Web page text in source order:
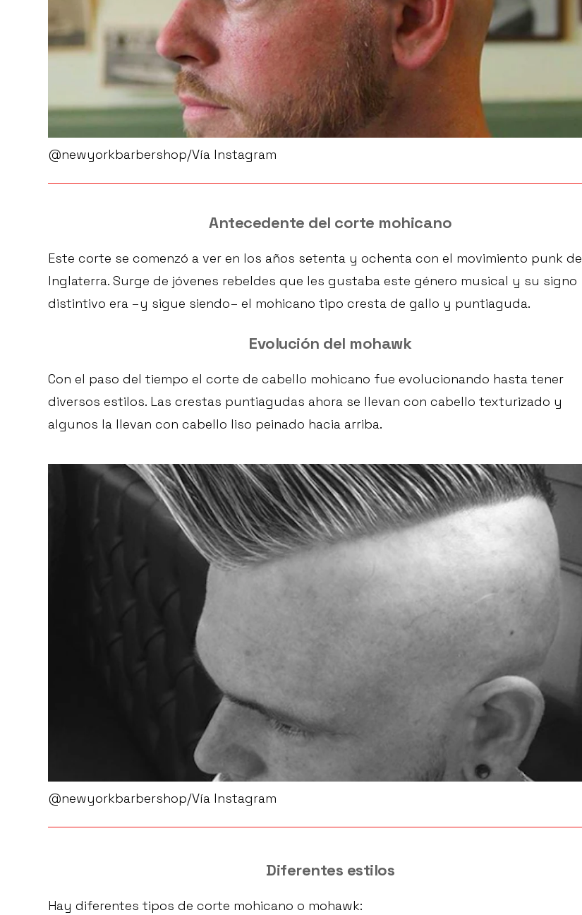
@newyorkbarbershop/Vía Instagram
Antecedente del corte mohicano
Este corte se comenzó a ver en los años setenta y ochenta con el movimiento punk de
Inglaterra. Surge de jóvenes rebeldes que les gustaba este género musical y su signo
distintivo era –y sigue siendo– el mohicano tipo cresta de gallo y puntiaguda.
Evolución del mohawk
Con el paso del tiempo el corte de cabello mohicano fue evolucionando hasta tener
diversos estilos. Las crestas puntiagudas ahora se llevan con cabello texturizado y
algunos la llevan con cabello liso peinado hacia arriba.
@newyorkbarbershop/Vía Instagram
Diferentes estilos
Hay diferentes tipos de corte mohicano o mohawk: